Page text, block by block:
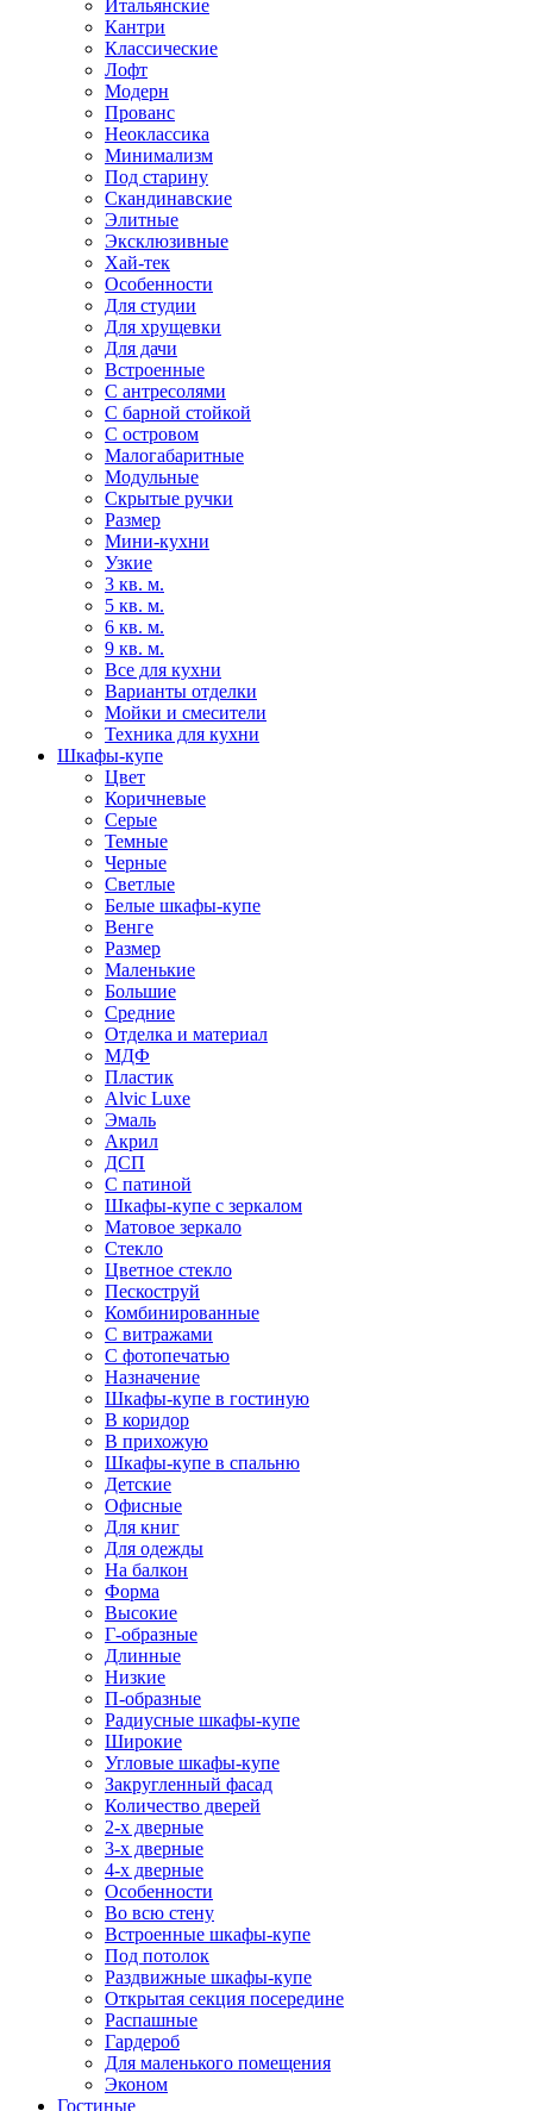
Итальянские
Кантри
Классические
Лофт
Модерн
Прованс
Неоклассика
Минимализм
Под старину
Скандинавские
Элитные
Эксклюзивные
Хай-тек
Особенности
Для студии
Для хрущевки
Для дачи
Встроенные
С антресолями
С барной стойкой
С островом
Малогабаритные
Модульные
Скрытые ручки
Размер
Мини-кухни
Узкие
3 кв. м.
5 кв. м.
6 кв. м.
9 кв. м.
Все для кухни
Варианты отделки
Мойки и смесители
Техника для кухни
Шкафы-купе
Цвет
Коричневые
Серые
Темные
Черные
Светлые
Белые шкафы-купе
Венге
Размер
Маленькие
Большие
Средние
Отделка и материал
МДФ
Пластик
Alvic Luxe
Эмаль
Акрил
ДСП
С патиной
Шкафы-купе с зеркалом
Матовое зеркало
Стекло
Цветное стекло
Пескоструй
Комбинированные
С витражами
С фотопечатью
Назначение
Шкафы-купе в гостиную
В коридор
В прихожую
Шкафы-купе в спальню
Детские
Офисные
Для книг
Для одежды
На балкон
Форма
Высокие
Г-образные
Длинные
Низкие
П-образные
Радиусные шкафы-купе
Широкие
Угловые шкафы-купе
Закругленный фасад
Количество дверей
2-х дверные
3-х дверные
4-х дверные
Особенности
Во всю стену
Встроенные шкафы-купе
Под потолок
Раздвижные шкафы-купе
Открытая секция посередине
Распашные
Гардероб
Для маленького помещения
Эконом
Гостиные